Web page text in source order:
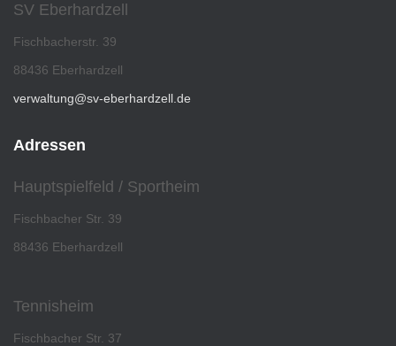
SV Eberhardzell
Fischbacherstr. 39
88436 Eberhardzell
verwaltung@sv-eberhardzell.de
Adressen
Hauptspielfeld / Sportheim
Fischbacher Str. 39
88436 Eberhardzell
Tennisheim
Fischbacher Str. 37